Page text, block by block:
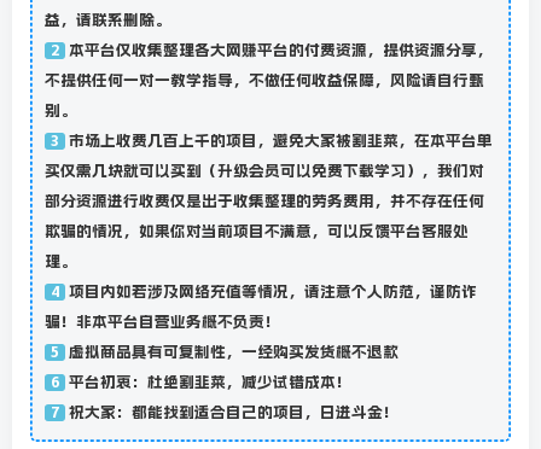
益，请联系删除。
2
本平台仅收集整理各大网赚平台的付费资源，提供资源分享，
不提供任何一对一教学指导，不做任何收益保障，风险请自行甄
别。
3
市场上收费几百上千的项目，避免大家被割韭菜，在本平台单
买仅需几块就可以买到（升级会员可以免费下载学习），我们对
部分资源进行收费仅是出于收集整理的劳务费用，并不存在任何
欺骗的情况，如果你对当前项目不满意，可以反馈平台客服处
理。
4
项目内如若涉及网络充值等情况，请注意个人防范，谨防诈
骗！非本平台自营业务概不负责！
5 虚拟商品具有可复制性，一经购买发货概不退款
6 平台初衷：杜绝割韭菜，减少试错成本！
7 祝大家：都能找到适合自己的项目，日进斗金！